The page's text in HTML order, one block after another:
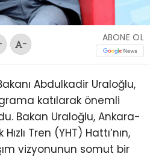
-
ABONE OL
Abdulkadir Uraloğlu,
katılarak önemli
Bakan Uraloğlu, Ankara-
Tren (YHT) Hattı’nın,
vizyonunun somut bir